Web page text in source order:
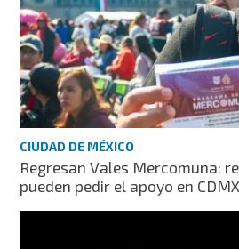
CIUDAD DE MÉXICO
Regresan Vales Mercomuna:
pueden pedir el apoyo en CDMX